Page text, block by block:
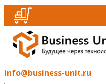
info@business-unit.ru